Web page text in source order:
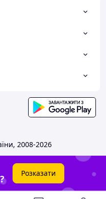
2008-2026
Розказати